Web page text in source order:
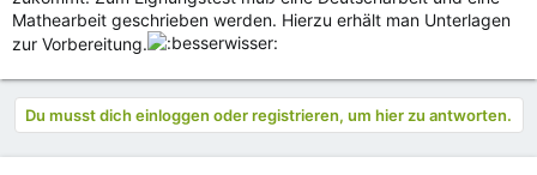
Mathearbeit geschrieben werden. Hierzu erhält man Unterlagen
zur Vorbereitung.
Du musst dich einloggen oder registrieren, um hier zu antworten.